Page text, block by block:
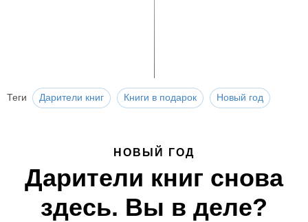
Теги Дарители книг Книги в подарок Новый год
НОВЫЙ ГОД
Дарители книг снова
здесь. Вы в деле?